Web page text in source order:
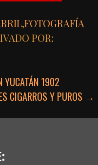
,FOTOGRAFÍA
POR:
YUCATÁN 1902
CIGARROS Y PUROS →